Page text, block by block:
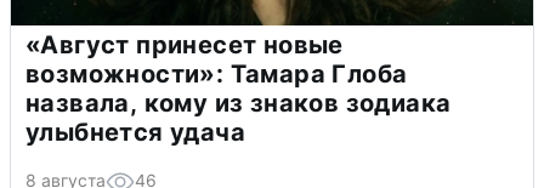
«Август принесет новые
возможности»: Тамара Глоба
назвала, кому из знаков зодиака
улыбнется удача
8 августа 46